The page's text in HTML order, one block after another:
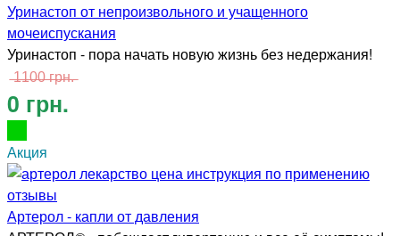
Уринастоп от непроизвольного и учащенного
мочеиспускания
Уринастоп - пора начать новую жизнь без недержания!
̶1̶1̶0̶0̶ ̶г̶р̶н̶.̶
0 грн.
Акция
Артерол - капли от давления